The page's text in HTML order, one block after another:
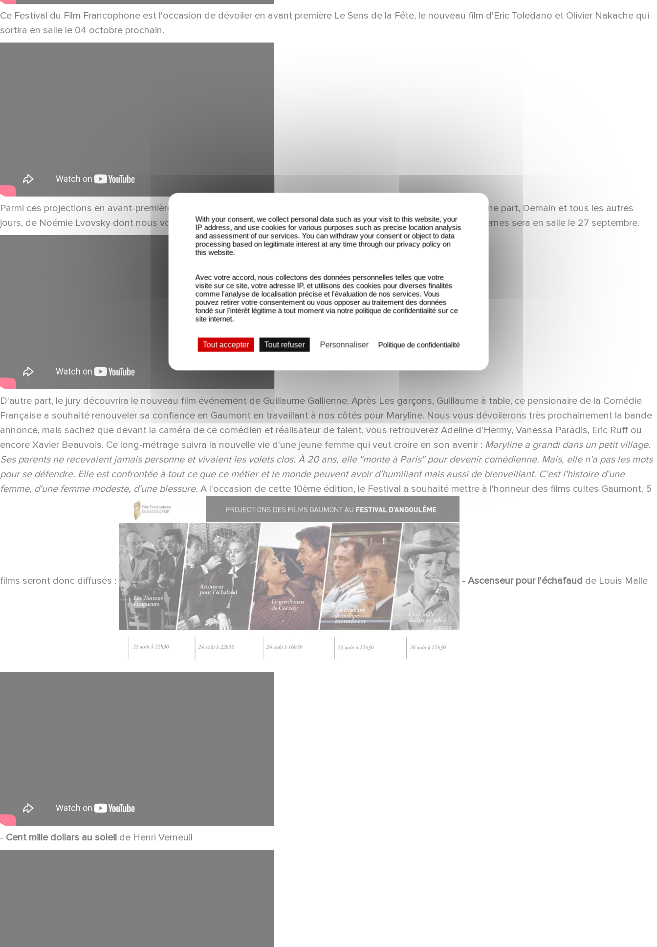
Ce Festival du Film Francophone est l'occasion de dévoiler en avant première Le Sens de la Fête, le nouveau film d'Eric Toledano et Olivier Nakache qui
sortira en salle le 04 octobre prochain.
Parmi ces projections en avant-premières, nous sommes fiers d'annoncer que deux films sont en compétition. D'une part, Demain et tous les autres
jours, de Noémie Lvovsky dont nous vous avons dévoiléla bande annonce il y a peu. Cette fable des temps modernes sera en salle le 27 septembre.
D'autre part, le jury découvrira le nouveau film événement de Guillaume Gallienne. Après Les garçons, Guillaume à table, ce pensionaire de la Comédie
Française a souhaité renouveler sa confiance en Gaumont en travaillant à nos côtés pour Maryline. Nous vous dévoilerons très prochainement la bande
annonce, mais sachez que devant la caméra de ce comédien et réalisateur de talent, vous retrouverez Adeline d'Hermy, Vanessa Paradis, Eric Ruff ou
encore Xavier Beauvois. Ce long-métrage suivra la nouvelle vie d'une jeune femme qui veut croire en son avenir : Maryline a grandi dans un petit village.
Ses parents ne recevaient jamais personne et vivaient les volets clos. À 20 ans, elle "monte à Paris" pour devenir comédienne. Mais, elle n'a pas les mots
pour se défendre. Elle est confrontée à tout ce que ce métier et le monde peuvent avoir d'humiliant mais aussi de bienveillant. C'est l'histoire d'une
femme, d'une femme modeste, d'une blessure. A l'occasion de cette 10ème édition, le Festival a souhaité mettre à l'honneur des films cultes Gaumont. 5
films seront donc diffusés : - Ascenseur pour l'échafaud de Louis Malle
- Cent mille dollars au soleil de Henri Verneuil
With your consent, we collect personal data such as your visit to this website, your
IP address, and use cookies for various purposes such as precise location analysis
and assessment of our services. You can withdraw your consent or object to data
processing based on legitimate interest at any time through our privacy policy on
this website.
Avec votre accord, nous collectons des données personnelles telles que votre
visite sur ce site, votre adresse IP, et utilisons des cookies pour diverses finalités
comme l'analyse de localisation précise et l'évaluation de nos services. Vous
pouvez retirer votre consentement ou vous opposer au traitement des données
fondé sur l'intérêt légitime à tout moment via notre politique de confidentialité sur ce
site internet.
Tout accepter Tout refuser Personnaliser Politique de confidentialité